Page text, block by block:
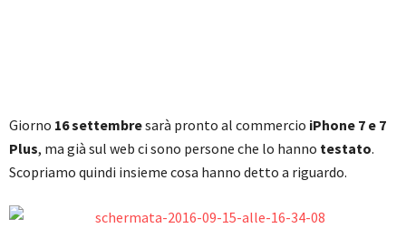
Giorno 16 settembresarà pronto al commercio iPhone 7 e 7
Plus, ma già sul web ci sono persone che lo hanno testato.
Scopriamo quindi insieme cosa hanno detto a riguardo.